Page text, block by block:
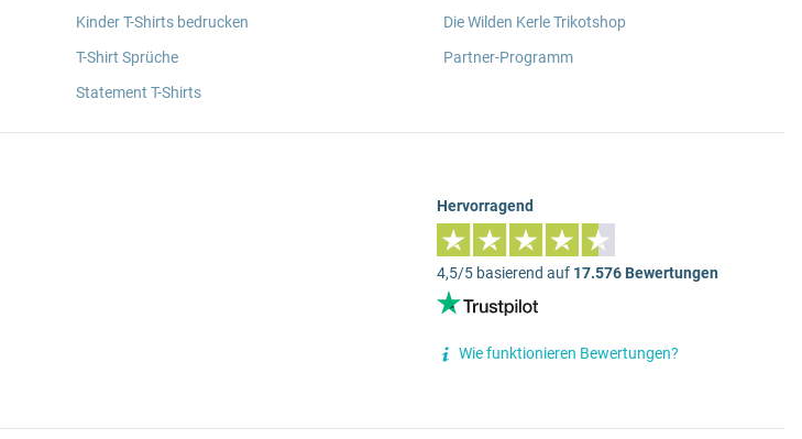
Kinder T-Shirts bedrucken
T-Shirt Sprüche
Statement T-Shirts
Die Wilden Kerle Trikotshop
Partner-Programm
Hervorragend
4,5/5 basierend auf 17.576 Bewertungen
Wie funktionieren Bewertungen?